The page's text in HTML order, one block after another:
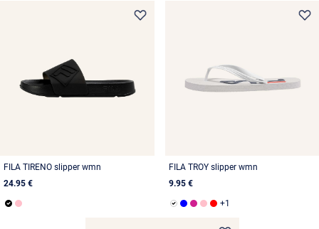
FILA TIRENO slipper wmn
24.95 €
FILA TROY slipper wmn
9.95 €